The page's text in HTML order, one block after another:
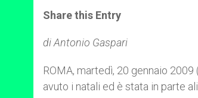
t
s
p
p
s
e
g
e
e
b
o
k
Share this Entry
di Antonio Gaspari
ROMA, martedì, 20 gennaio
avuto i natali ed è stata in parte